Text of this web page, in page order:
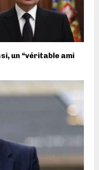
un “véritable ami